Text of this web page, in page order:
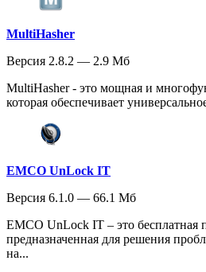
MultiHasher
Версия 2.8.2 — 2.9 Мб
MultiHasher - это мощная и
которая обеспечивает
EMCO UnLock IT
Версия 6.1.0 — 66.1 Мб
EMCO UnLock IT – это бесплатная
предназначенная для решения
на...